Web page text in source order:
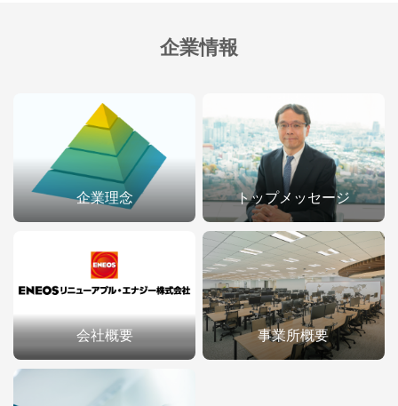
企業情報
企業理念 トップメッセージ
会社概要 事業所概要